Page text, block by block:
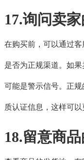
17.询问卖
在购买前，可以通过
是否为正规渠道。如
可能是警示信号。正
质认证信息，这样可以
18.留意商